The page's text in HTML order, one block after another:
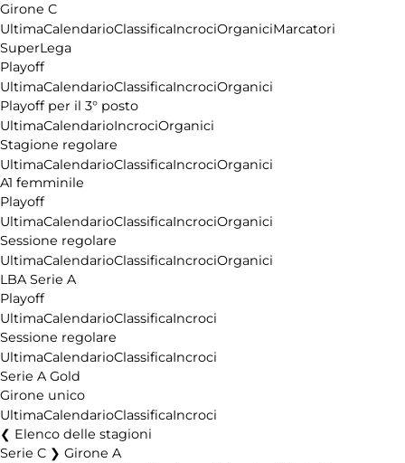
Girone C
UltimaCalendarioClassificaIncrociOrganiciMarcatori
SuperLega
Playoff
UltimaCalendarioClassificaIncrociOrganici
Playoff per il 3° posto
UltimaCalendarioIncrociOrganici
Stagione regolare
UltimaCalendarioClassificaIncrociOrganici
A1 femminile
Playoff
UltimaCalendarioClassificaIncrociOrganici
Sessione regolare
UltimaCalendarioClassificaIncrociOrganici
LBA Serie A
Playoff
UltimaCalendarioClassificaIncroci
Sessione regolare
UltimaCalendarioClassificaIncroci
Serie A Gold
Girone unico
UltimaCalendarioClassificaIncroci
Elenco delle stagioni
Serie C ❯ Girone A